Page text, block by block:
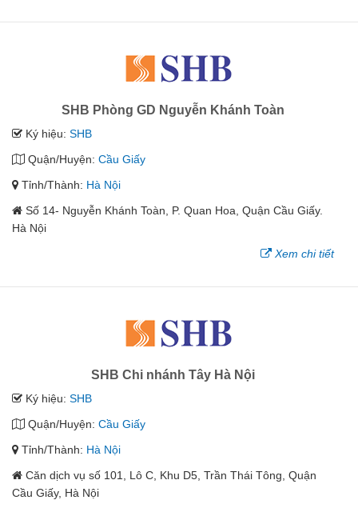
SHB Phòng GD Nguyễn Khánh Toàn
Ký hiệu: SHB
Quận/Huyện: Cầu Giấy
Tỉnh/Thành: Hà Nội
Số 14- Nguyễn Khánh Toàn, P. Quan Hoa, Quận Cầu Giấy.
Hà Nội
Xem chi tiết
SHB Chi nhánh Tây Hà Nội
Ký hiệu: SHB
Quận/Huyện: Cầu Giấy
Tỉnh/Thành: Hà Nội
Căn dịch vụ số 101, Lô C, Khu D5, Trần Thái Tông, Quận
Cầu Giấy, Hà Nội